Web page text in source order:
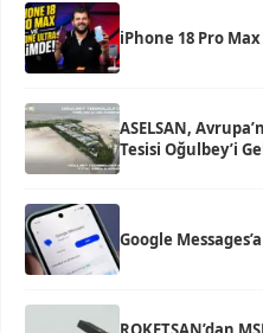
iPhone 18 Pro
ASELSAN,
Tesisi Oğulbey’i
Google